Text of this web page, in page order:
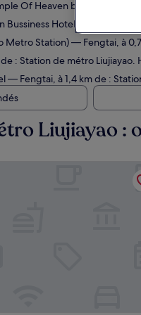
Of Heaven by IHG
—
Bussiness Hotel —
Metro Station)— Fengtai, à
: Station de métro
— Fengtai, à 1,4 km de :
Liujiayao :